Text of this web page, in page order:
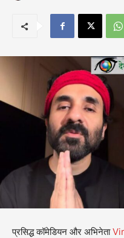
प्रसिद्ध कॉमेडियन और अभिनेता